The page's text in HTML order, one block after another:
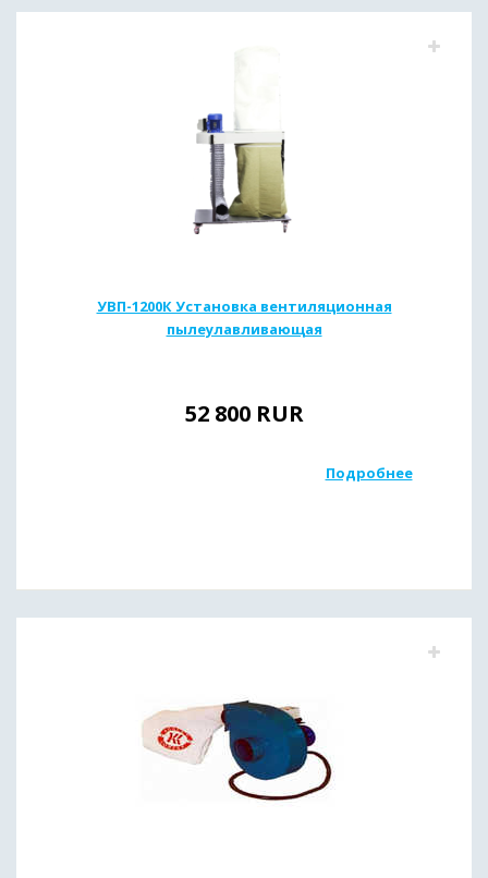
УВП-1200К Установка вентиляционная
пылеулавливающая
52 800 RUR
Подробнее